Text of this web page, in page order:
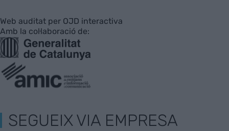
Web auditat per OJD interactiva
Amb la col·laboració de:
SEGUEIX VIA EMPRESA